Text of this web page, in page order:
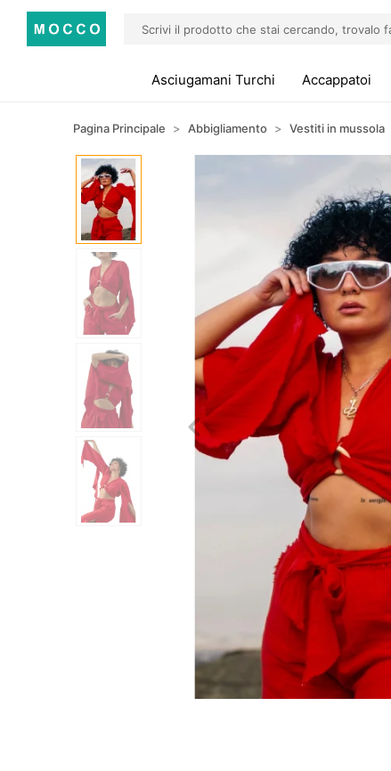
Asciugamani Turchi Accappatoi
Pagina Principale Abbigliamento Vestiti in mussola